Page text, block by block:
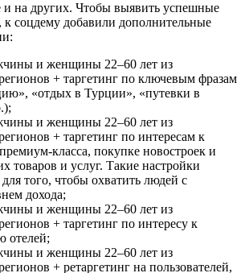
и на других. Чтобы выявить успешные
к соцдему добавили дополнительные
и женщины 22–60 лет из
+ таргетинг по ключевым фразам
«отдых в Турции», «путевки в
и женщины 22–60 лет из
+ таргетинг по интересам к
класса, покупке новостроек и
товаров и услуг. Такие настройки
того, чтобы охватить людей с
дохода;
и женщины 22–60 лет из
+ таргетинг по интересу к
отелей;
и женщины 22–60 лет из
+ ретаргетинг на пользователей,